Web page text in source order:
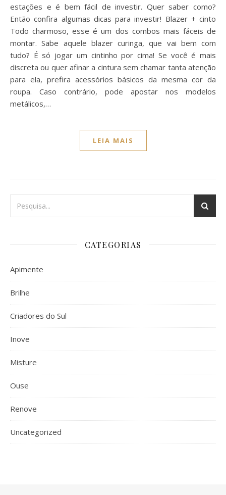
estações e é bem fácil de investir. Quer saber como?
Então confira algumas dicas para investir! Blazer + cinto
Todo charmoso, esse é um dos combos mais fáceis de
montar. Sabe aquele blazer curinga, que vai bem com
tudo? É só jogar um cintinho por cima! Se você é mais
discreta ou quer afinar a cintura sem chamar tanta atenção
para ela, prefira acessórios básicos da mesma cor da
roupa. Caso contrário, pode apostar nos modelos
metálicos,…
LEIA MAIS
CATEGORIAS
Apimente
Brilhe
Criadores do Sul
Inove
Misture
Ouse
Renove
Uncategorized